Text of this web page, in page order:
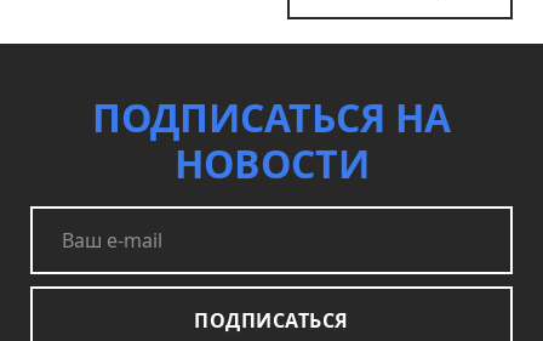
ПОДПИСАТЬСЯ НА
НОВОСТИ
ПОДПИСАТЬСЯ